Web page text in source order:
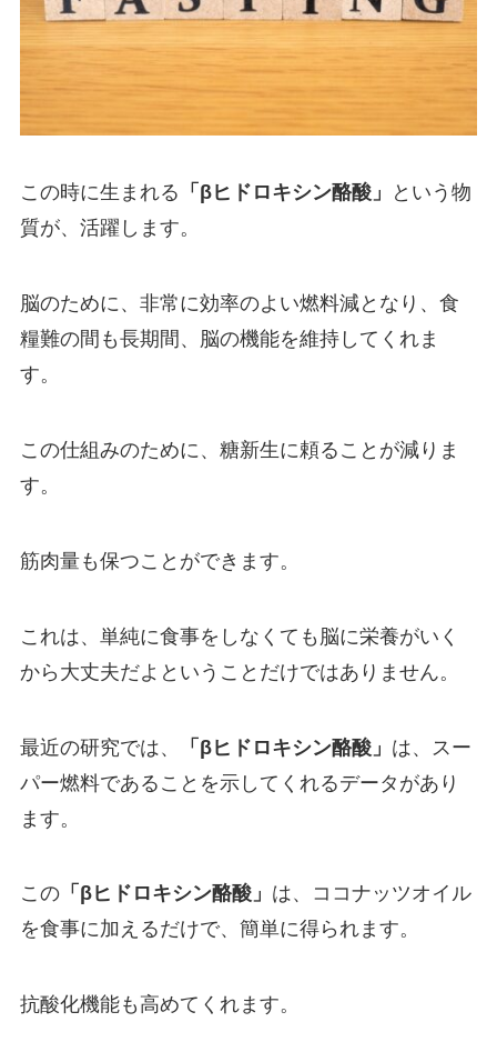
この時に生まれる 「βヒドロキシン酪酸」
という物
質が、活躍します。
脳のために、非常に効率のよい燃料減となり、食
糧難の間も長期間、脳の機能を維持してくれま
す。
この仕組みのために、糖新生に頼ることが減りま
す。
筋肉量も保つことができます。
これは、単純に食事をしなくても脳に栄養がいく
から大丈夫だよということだけではありません。
最近の研究では、 「βヒドロキシン酪酸」 は、スー
パー燃料であることを示してくれるデータがあり
ます。
この「βヒドロキシン酪酸」 は、ココナッツオイル
を食事に加えるだけで、簡単に得られます。
抗酸化機能も高めてくれます。